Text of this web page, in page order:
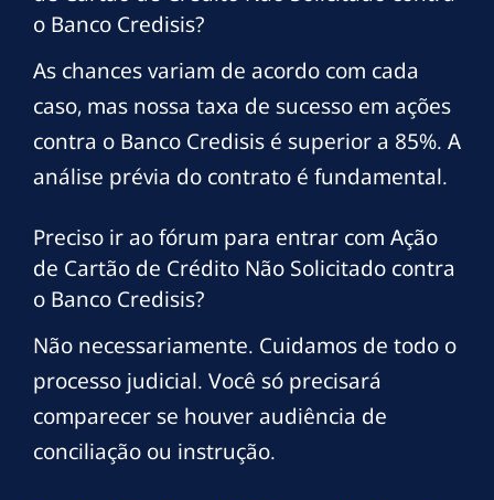
o Banco Credisis?
As chances variam de acordo com cada
caso, mas nossa taxa de sucesso em ações
contra o Banco Credisis é superior a 85%. A
análise prévia do contrato é fundamental.
Preciso ir ao fórum para entrar com Ação
de Cartão de Crédito Não Solicitado contra
o Banco Credisis?
Não necessariamente. Cuidamos de todo o
processo judicial. Você só precisará
comparecer se houver audiência de
conciliação ou instrução.